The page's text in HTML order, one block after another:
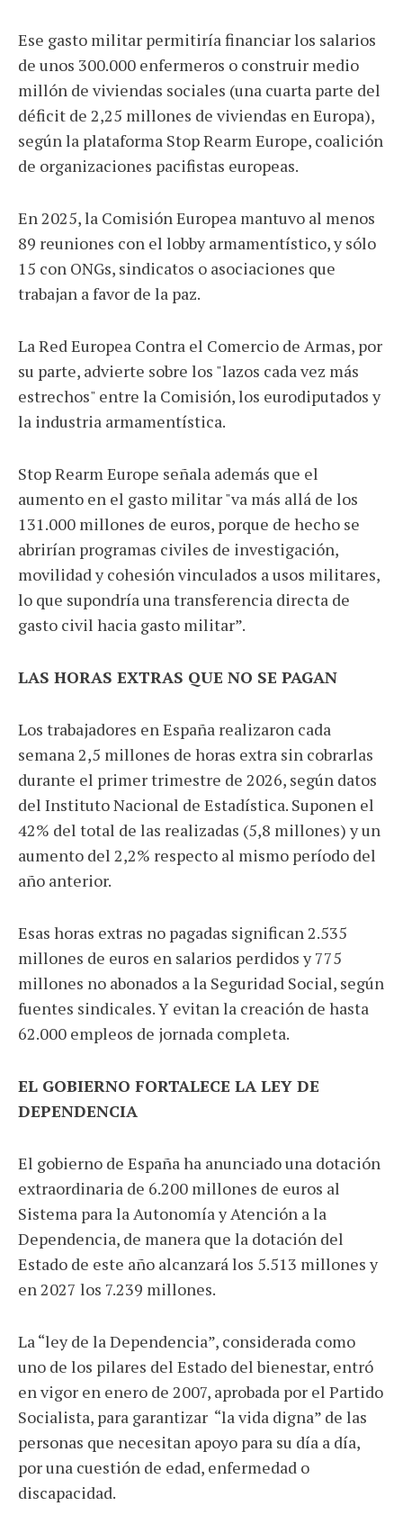
Ese gasto militar permitiría financiar los salarios
de unos 300.000 enfermeros o construir medio
millón de viviendas sociales (una cuarta parte del
déficit de 2,25 millones de viviendas en Europa),
según la plataforma Stop Rearm Europe, coalición
de organizaciones pacifistas europeas.
En 2025, la Comisión Europea mantuvo al menos
89 reuniones con el lobby armamentístico, y sólo
15 con ONGs, sindicatos o asociaciones que
trabajan a favor de la paz.
La Red Europea Contra el Comercio de Armas, por
su parte, advierte sobre los "lazos cada vez más
estrechos" entre la Comisión, los eurodiputados y
la industria armamentística.
Stop Rearm Europe señala además que el
aumento en el gasto militar "va más allá de los
131.000 millones de euros, porque de hecho se
abrirían programas civiles de investigación,
movilidad y cohesión vinculados a usos militares,
lo que supondría una transferencia directa de
gasto civil hacia gasto militar”.
LAS HORAS EXTRAS QUE NO SE PAGAN
Los trabajadores en España realizaron cada
semana 2,5 millones de horas extra sin cobrarlas
durante el primer trimestre de 2026, según datos
del Instituto Nacional de Estadística. Suponen el
42% del total de las realizadas (5,8 millones) y un
aumento del 2,2% respecto al mismo período del
año anterior.
Esas horas extras no pagadas significan 2.535
millones de euros en salarios perdidos y 775
millones no abonados a la Seguridad Social, según
fuentes sindicales. Y evitan la creación de hasta
62.000 empleos de jornada completa.
EL GOBIERNO FORTALECE LA LEY DE
DEPENDENCIA
El gobierno de España ha anunciado una dotación
extraordinaria de 6.200 millones de euros al
Sistema para la Autonomía y Atención a la
Dependencia, de manera que la dotación del
Estado de este año alcanzará los 5.513 millones y
en 2027 los 7.239 millones.
La “ley de la Dependencia”, considerada como
uno de los pilares del Estado del bienestar, entró
en vigor en enero de 2007, aprobada por el Partido
Socialista, para garantizar “la vida digna” de las
personas que necesitan apoyo para su día a día,
por una cuestión de edad, enfermedad o
discapacidad.